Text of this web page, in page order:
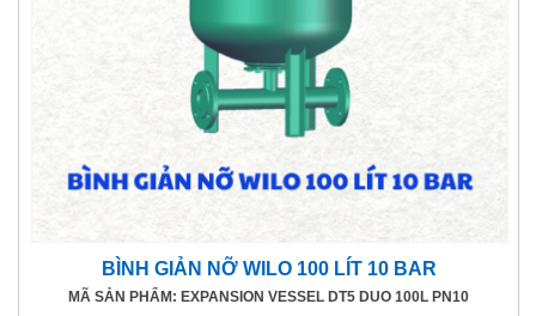
BÌNH GIẢN NỠ WILO 100 LÍT 10 BAR
MÃ SẢN PHẨM: EXPANSION VESSEL DT5 DUO 100L PN10